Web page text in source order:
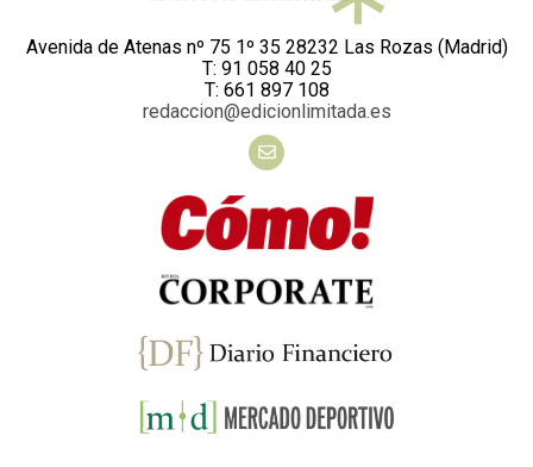
Avenida de Atenas nº 75 1º 35 28232 Las Rozas (Madrid)
T: 91 058 40 25
T: 661 897 108
redaccion@edicionlimitada.es